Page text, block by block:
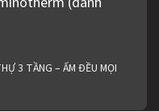
2026 – Hệ
(dành